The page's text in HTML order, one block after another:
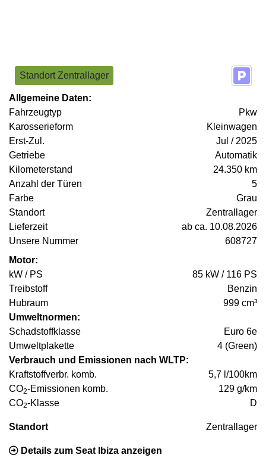
Standort Zentrallager
Allgemeine Daten:
Fahrzeugtyp
Pkw
Karosserieform
Kleinwagen
Erst-Zul.
Jul / 2025
Getriebe
Automatik
Kilometerstand
24.350 km
Anzahl der Türen
5
Farbe
Grau
Standort
Zentrallager
Lieferzeit
ab ca. 10.08.2026
Unsere Nummer
608727
Motor:
kW / PS
85 kW / 116 PS
Treibstoff
Benzin
Hubraum
999 cm³
Umweltnormen:
Schadstoffklasse
Euro 6e
Umweltplakette
4 (Green)
Verbrauch und Emissionen nach WLTP:
Kraftstoffverbr. komb.
5,7 l/100km
CO2-Emissionen komb.
129 g/km
CO2-Klasse D
Standort Zentrallager
Details zum Seat Ibiza anzeigen